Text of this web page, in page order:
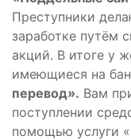
Преступники
заработке путём
акций. В итоге у
имеющиеся на
перевод». Вам
поступлении
помощью услуги